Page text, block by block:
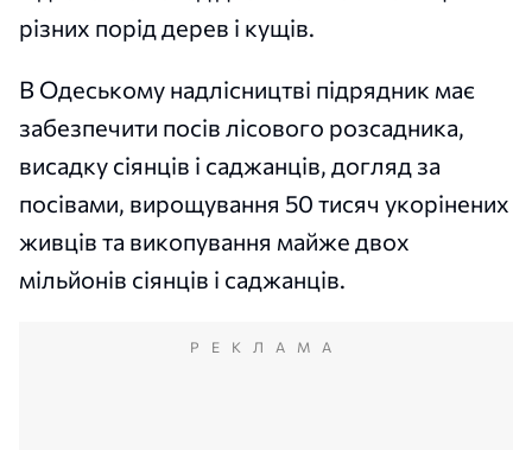
різних порід дерев і кущів.
В Одеському надлісництві підрядник має
забезпечити посів лісового розсадника,
висадку сіянців і саджанців, догляд за
посівами, вирощування 50 тисяч укорінених
живців та викопування майже двох
мільйонів сіянців і саджанців.
РЕКЛАМА